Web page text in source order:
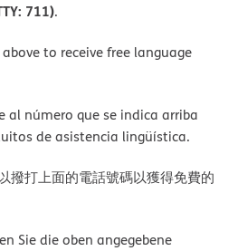
711).
to receive free language
al número que se indica arriba
de asistencia lingüística.
撥打上面的電話號碼以獲得免費的
Sie die oben angegebene